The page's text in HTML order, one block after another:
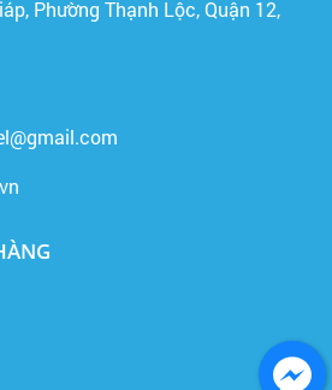
Phường Thạnh Lộc, Quận 12,